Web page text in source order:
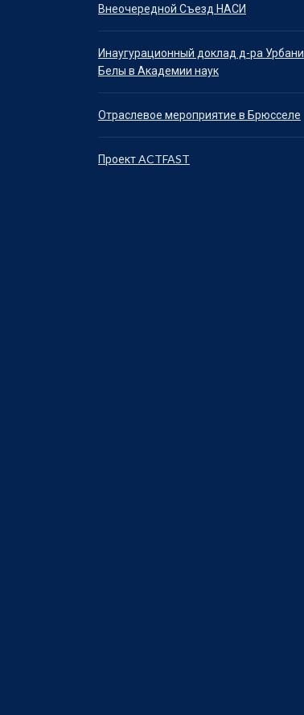
Внеочередной Съезд НАСИ
Инаугурационный доклад д-ра Урбани
Белы в Академии наук
Отраслевое мероприятие в Брюсселе
Проект ACTFAST